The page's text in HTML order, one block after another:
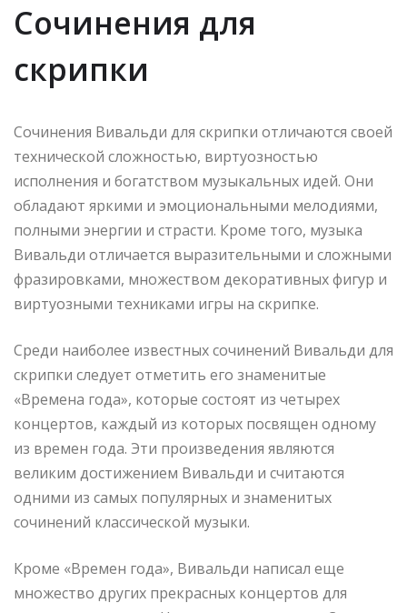
Сочинения для
скрипки
Сочинения Вивальди для скрипки отличаются своей
технической сложностью, виртуозностью
исполнения и богатством музыкальных идей. Они
обладают яркими и эмоциональными мелодиями,
полными энергии и страсти. Кроме того, музыка
Вивальди отличается выразительными и сложными
фразировками, множеством декоративных фигур и
виртуозными техниками игры на скрипке.
Среди наиболее известных сочинений Вивальди для
скрипки следует отметить его знаменитые
«Времена года», которые состоят из четырех
концертов, каждый из которых посвящен одному
из времен года. Эти произведения являются
великим достижением Вивальди и считаются
одними из самых популярных и знаменитых
сочинений классической музыки.
Кроме «Времен года», Вивальди написал еще
множество других прекрасных концертов для